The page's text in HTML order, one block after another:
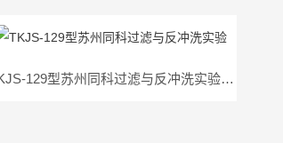
TKJS-129型苏州同科过滤与反冲洗实验设备